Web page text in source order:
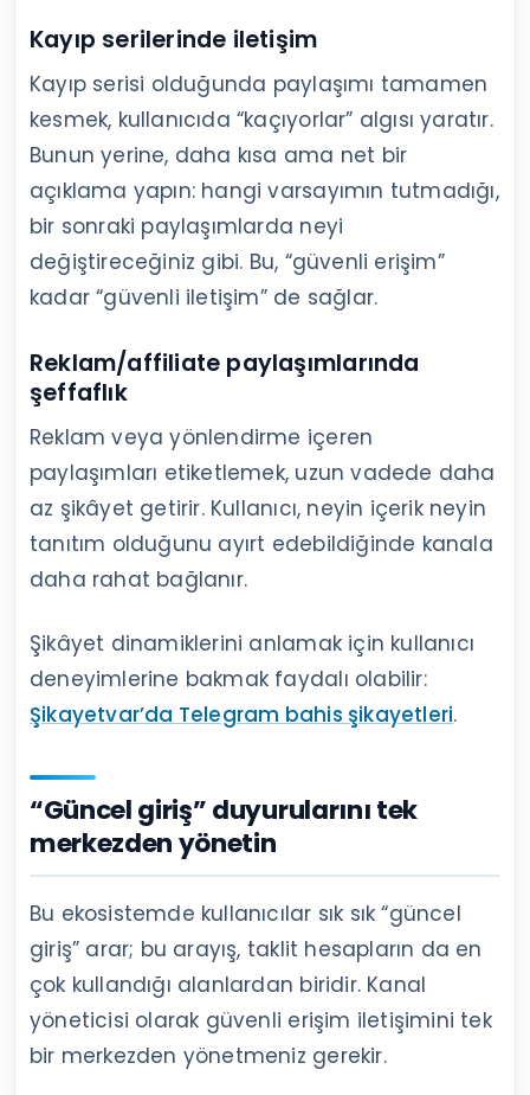
Kayıp serilerinde iletişim
Kayıp serisi olduğunda paylaşımı tamamen
kesmek, kullanıcıda “kaçıyorlar” algısı yaratır.
Bunun yerine, daha kısa ama net bir
açıklama yapın: hangi varsayımın tutmadığı,
bir sonraki paylaşımlarda neyi
değiştireceğiniz gibi. Bu, “güvenli erişim”
kadar “güvenli iletişim” de sağlar.
Reklam/affiliate paylaşımlarında
şeffaflık
Reklam veya yönlendirme içeren
paylaşımları etiketlemek, uzun vadede daha
az şikâyet getirir. Kullanıcı, neyin içerik neyin
tanıtım olduğunu ayırt edebildiğinde kanala
daha rahat bağlanır.
Şikâyet dinamiklerini anlamak için kullanıcı
deneyimlerine bakmak faydalı olabilir:
Şikayetvar’da Telegram bahis şikayetleri.
“Güncel giriş” duyurularını tek
merkezden yönetin
Bu ekosistemde kullanıcılar sık sık “güncel
giriş” arar; bu arayış, taklit hesapların da en
çok kullandığı alanlardan biridir. Kanal
yöneticisi olarak güvenli erişim iletişimini tek
bir merkezden yönetmeniz gerekir.